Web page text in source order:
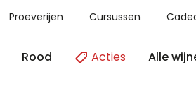
Proeverijen Cursussen
Rood Acties Alle